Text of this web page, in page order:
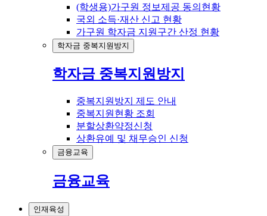
(학생용)가구원 정보제공 동의현황
국외 소득·재산 신고 현황
가구원 학자금 지원구간 산정 현황
학자금 중복지원방지
학자금 중복지원방지
중복지원방지 제도 안내
중복지원현황 조회
분할상환약정신청
상환유예 및 채무승인 신청
금융교육
금융교육
인재육성